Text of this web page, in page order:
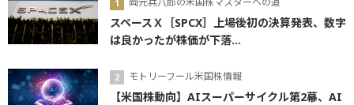
スペースＸ［SPCX］上場後初の決算発表、数字
は良かったが株価が下落...
モトリーフール米国株情報
【米国株動向】AIスーパーサイクル第2幕、AI